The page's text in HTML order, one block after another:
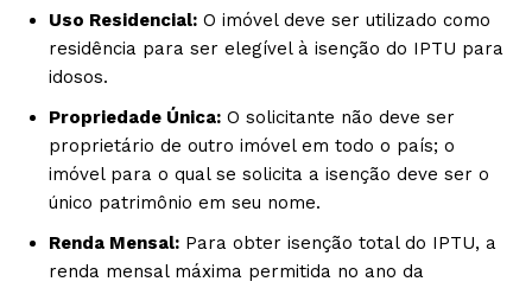
Uso Residencial: O imóvel deve ser utilizado como
residência para ser elegível à isenção do IPTU para
idosos.
Propriedade Única: O solicitante não deve ser
proprietário de outro imóvel em todo o país; o
imóvel para o qual se solicita a isenção deve ser o
único patrimônio em seu nome.
Renda Mensal: Para obter isenção total do IPTU, a
renda mensal máxima permitida no ano da